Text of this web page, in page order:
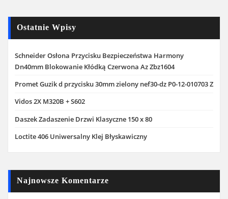
Ostatnie Wpisy
Schneider Osłona Przycisku Bezpieczeństwa Harmony
Dn40mm Blokowanie Kłódką Czerwona Az Zbz1604
Promet Guzik d przycisku 30mm zielony nef30-dz P0-12-010703 Z
Vidos 2X M320B + S602
Daszek Zadaszenie Drzwi Klasyczne 150 x 80
Loctite 406 Uniwersalny Klej Błyskawiczny
Najnowsze Komentarze